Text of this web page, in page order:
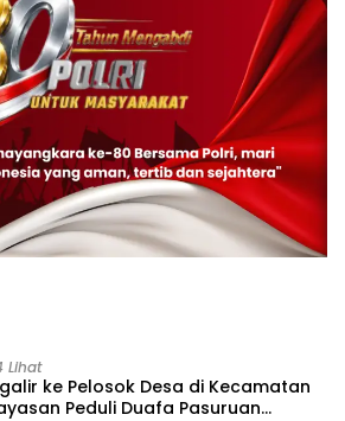
Lihat
ke Pelosok Desa di Kecamatan
Peduli Duafa Pasuruan